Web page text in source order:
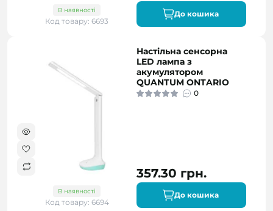
В наявності
Код товару: 6693
До кошика
В наявності
Код товару: 6694
Настільна сенсорна
LED лампа з
акумулятором
QUANTUM ONTARIO
0
357.30 грн.
До кошика